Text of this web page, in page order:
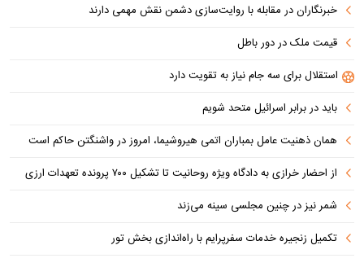
خبرنگاران در مقابله با روایت‌سازی دشمن نقش مهمی دارند
قیمت ملک در دور باطل
استقلال برای سه جام نیاز به تقویت دارد
باید در برابر اسرائیل متحد شویم
همان ذهنیت عامل بمباران اتمی هیروشیما، امروز در واشنگتن حاکم است
از احضار خرازی به دادگاه ویژه روحانیت تا تشکیل ۷۰۰ پرونده تعهدات ارزی
شمر نیز در چنین مجلسی سینه می‌زند
تکمیل زنجیره خدمات سفرپرایم با راه‌اندازی بخش تور